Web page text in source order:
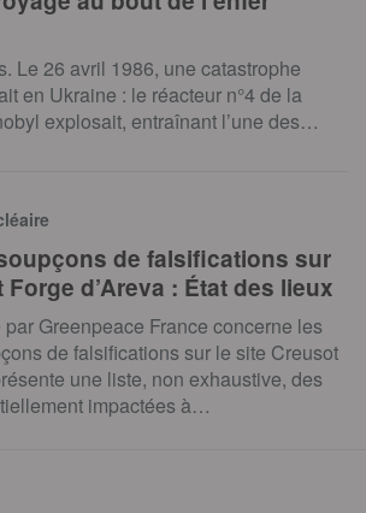
Le 26 avril 1986, une catastrophe
en Ukraine : le réacteur n°4 de la
explosait, entraînant l’une des…
de falsifications sur
d’Areva : État des lieux
Greenpeace France concerne les
de falsifications sur le site Creusot
une liste, non exhaustive, des
impactées à…